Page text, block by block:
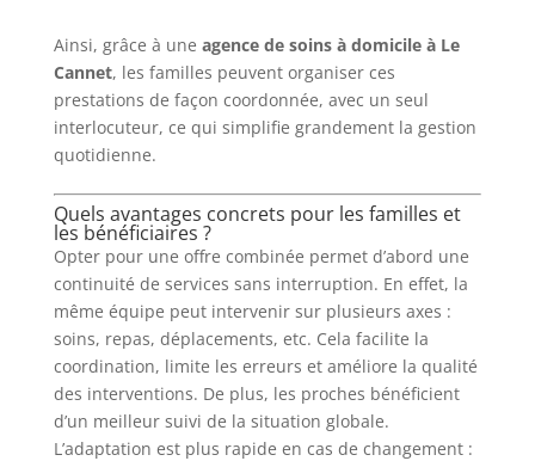
Ainsi, grâce à une agence de soins à domicile à Le
Cannet, les familles peuvent organiser ces
prestations de façon coordonnée, avec un seul
interlocuteur, ce qui simplifie grandement la gestion
quotidienne.
Quels avantages concrets pour les familles et
les bénéficiaires ?
Opter pour une offre combinée permet d’abord une
continuité de services sans interruption. En effet, la
même équipe peut intervenir sur plusieurs axes :
soins, repas, déplacements, etc. Cela facilite la
coordination, limite les erreurs et améliore la qualité
des interventions. De plus, les proches bénéficient
d’un meilleur suivi de la situation globale.
L’adaptation est plus rapide en cas de changement :